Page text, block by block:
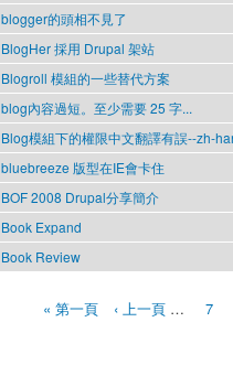
blogger的頭相不見了
BlogHer 採用 Drupal 架站
Blogroll 模組的一些替代方案
blog內容過短。至少需要 25 字...
Blog模組下的權限中文翻譯有誤--zh-
bluebreeze 版型在IE會卡住
BOF 2008 Drupal分享簡介
Book Expand
Book Review
« 第一頁 ‹ 上一頁 … 7